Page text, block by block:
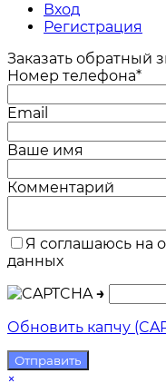
Вход
Регистрация
Заказать обратный
Номер телефона*
Email
Ваше имя
Комментарий
Я соглашаюсь на
данных
→
Обновить капчу
×